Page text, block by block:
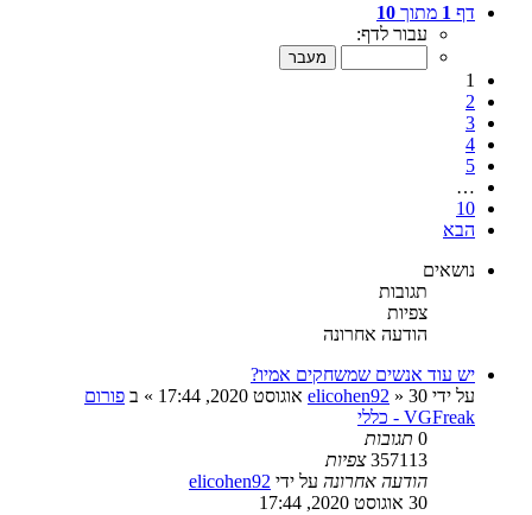
דף 1 מתוך 10
עבור לדף:
1
2
3
4
5
…
10
הבא
נושאים
תגובות
צפיות
הודעה אחרונה
יש עוד אנשים שמשחקים אמיו?
על ידי
elicohen92 » 30 אוגוסט 2020, 17:44 » ב פורום
VGFreak - כללי
0 תגובות
357113 צפיות
הודעה אחרונה על ידי elicohen92
30 אוגוסט 2020, 17:44